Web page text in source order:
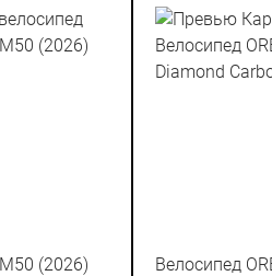
(2026)
Велосипед